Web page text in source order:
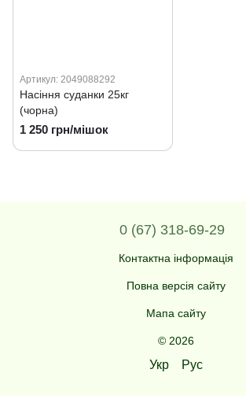
Артикул: 2049088292
Насіння суданки 25кг
(чорна)
1 250 грн/мішок
0 (67) 318-69-29
Контактна інформація
Повна версія сайту
Мапа сайту
© 2026
Укр Рус